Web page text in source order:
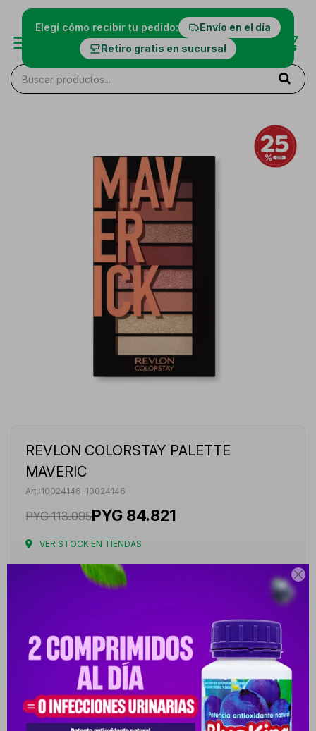

Elegí cómo recibir tu pedido:
Envío en el día
Retiro gratis en sucursal
REVLON COLORSTAY PALETTE
MAVERIC
10024146-10024146
PYG 113.095PYG 84.821
VER STOCK EN TIENDAS
Medios de pago